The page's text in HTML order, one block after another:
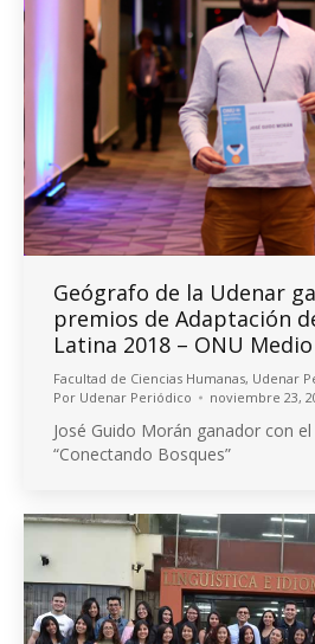
Geógrafo de la Udenar
premios de Adaptación
Latina 2018 – ONU
Facultad de Ciencias Humanas, Udenar
Por Udenar Periódico noviembre 23,
José Guido Morán ganador con
“Conectando Bosques”